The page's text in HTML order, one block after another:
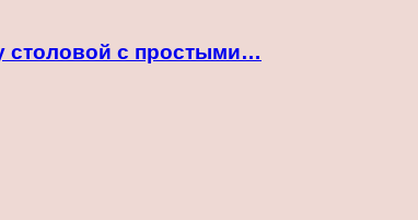
столовой с простыми…